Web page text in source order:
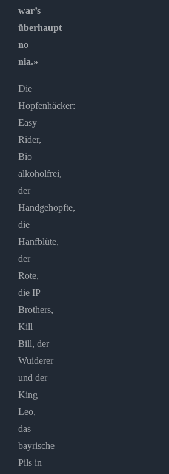
war’s
überhaupt
no
nia.»
Die
Hopfenhäcker:
Easy
Rider,
Bio
alkoholfrei,
der
Handgehopfte,
die
Hanfblüte,
der
Rote,
die IP
Brothers,
Kill
Bill, der
Wuiderer
und der
King
Leo,
das
bayrische
Pils in